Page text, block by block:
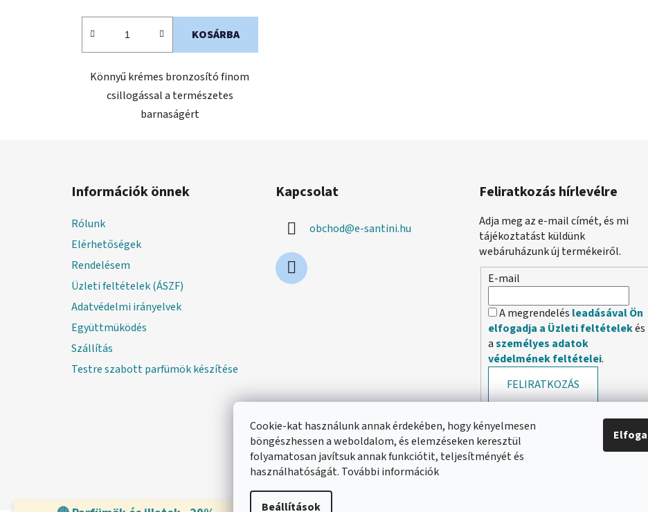
Cookie-kat használunk annak érdekében, hogy kényelmesen
böngészhessen a weboldalom, és elemzéseken keresztül
folyamatosan javítsuk annak funkciótit, teljesítményét és
használhatóságát. További információk
Beállítások
KOSÁRBA
Könnyű krémes bronzosító finom
csillogással a természetes
barnaságért
Információk önnek
Rólunk
Elérhetőségek
Rendelésem
Üzleti feltételek (ÁSZF)
Adatvédelmi irányelvek
Együttmüködés
Szállítás
Testre szabott parfümök készítése
Kapcsolat
obchod@e-santini.hu
Feliratkozás hírlevélre
Adja meg az e-mail címét, és mi
tájékoztatást küldünk
webáruházunk új termékeiről.
E-mail
A megrendelés leadásával Ön
elfogadja a Üzleti feltételekés
aszemélyes adatok
védelmének feltételei.
FELIRATKOZÁS